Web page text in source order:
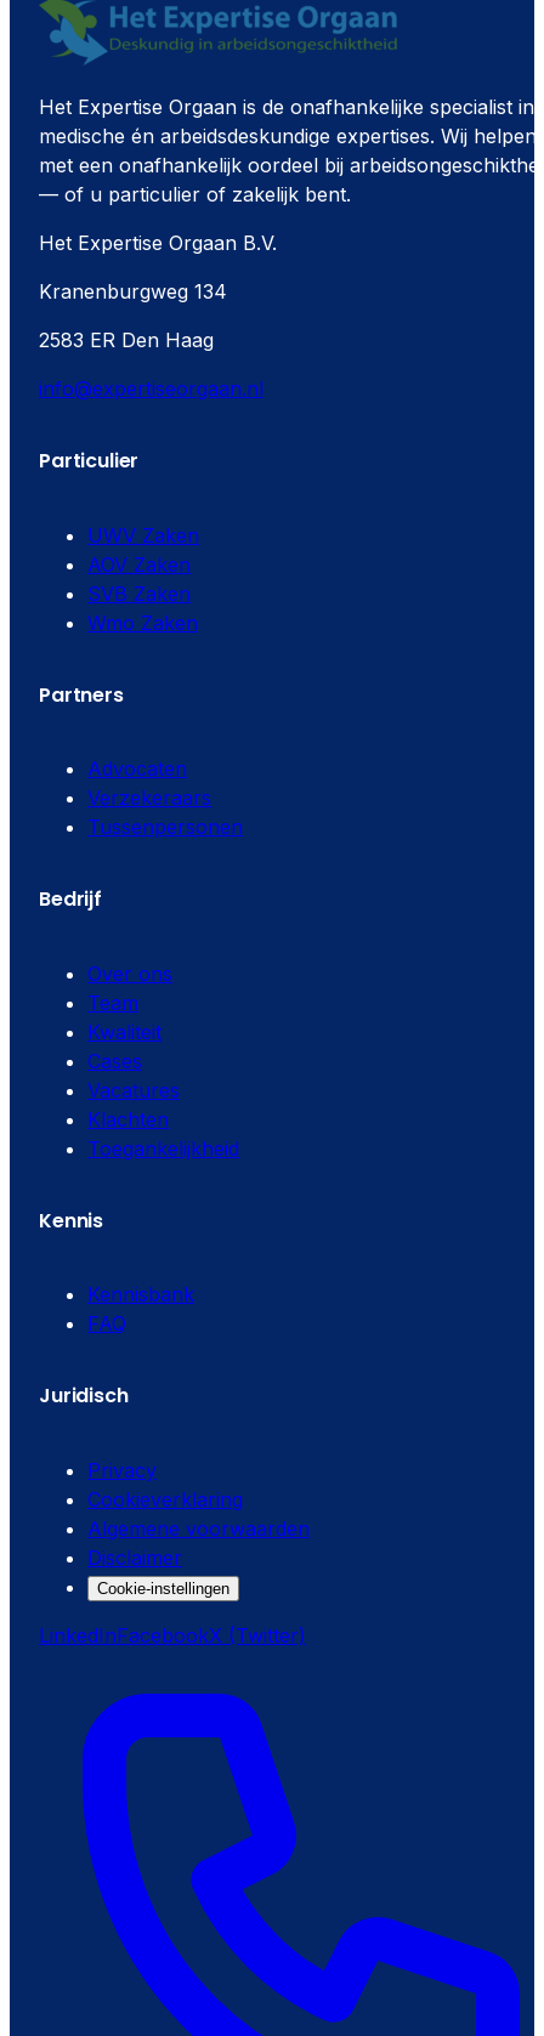
Het Expertise Orgaan is de onafhankelijke specialist in
medische én arbeidsdeskundige expertises. Wij helpen
met een onafhankelijk oordeel bij
— of u particulier of zakelijk bent.
Het Expertise Orgaan B.V.
Kranenburgweg 134
2583 ER Den Haag
info@expertiseorgaan.nl
Particulier
UWV Zaken
AOV Zaken
SVB Zaken
Wmo Zaken
Partners
Advocaten
Verzekeraars
Tussenpersonen
Bedrijf
Over ons
Team
Kwaliteit
Cases
Vacatures
Klachten
Toegankelijkheid
Kennis
Kennisbank
FAQ
Juridisch
Privacy
Cookieverklaring
Algemene voorwaarden
Disclaimer
Cookie-instellingen
LinkedInFacebookX (Twitter)